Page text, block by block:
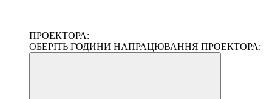
ПРОЕКТОРА:
ОБЕРІТЬ ГОДИНИ НАПРАЦЮВАННЯ ПРОЕКТОРА: